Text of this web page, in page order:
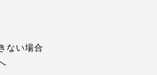
ない場合